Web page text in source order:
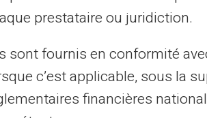
processus web, gestionnaire
de passe sécurisé, blocage
intelligent des traqueurs.
natif, bloqueur de traqueurs et
par défaut, blocage actif des
prestataire ou juridiction.
sont fournis en conformité
c’est applicable, sous la
financières